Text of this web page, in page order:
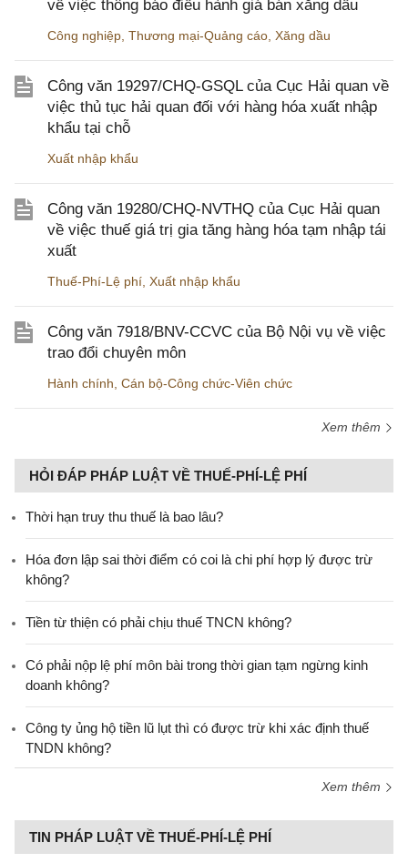
về việc thông báo điều hành giá bán xăng dầu
Công nghiệp Thương mại-Quảng cáo Xăng dầu
Công văn 19297/CHQ-GSQL của Cục Hải quan về
việc thủ tục hải quan đối với hàng hóa xuất nhập
khẩu tại chỗ
Xuất nhập khẩu
Công văn 19280/CHQ-NVTHQ của Cục Hải quan
về việc thuế giá trị gia tăng hàng hóa tạm nhập tái
xuất
Thuế-Phí-Lệ phí Xuất nhập khẩu
Công văn 7918/BNV-CCVC của Bộ Nội vụ về việc
trao đổi chuyên môn
Hành chính Cán bộ-Công chức-Viên chức
Xem thêm
HỎI ĐÁP PHÁP LUẬT VỀ THUẾ-PHÍ-LỆ PHÍ
Thời hạn truy thu thuế là bao lâu?
Hóa đơn lập sai thời điểm có coi là chi phí hợp lý được trừ
không?
Tiền từ thiện có phải chịu thuế TNCN không?
Có phải nộp lệ phí môn bài trong thời gian tạm ngừng kinh
doanh không?
Công ty ủng hộ tiền lũ lụt thì có được trừ khi xác định thuế
TNDN không?
Xem thêm
TIN PHÁP LUẬT VỀ THUẾ-PHÍ-LỆ PHÍ